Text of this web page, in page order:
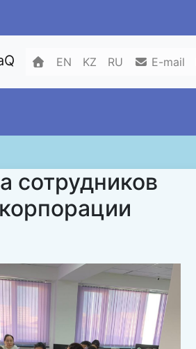
EN KZ RU E-mail
сотрудников